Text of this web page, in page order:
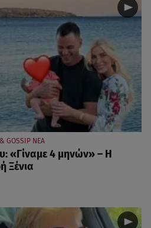
GOSSIP ΝΕΑ
«Γίναμε 4 μηνών» – Η
Ξένια